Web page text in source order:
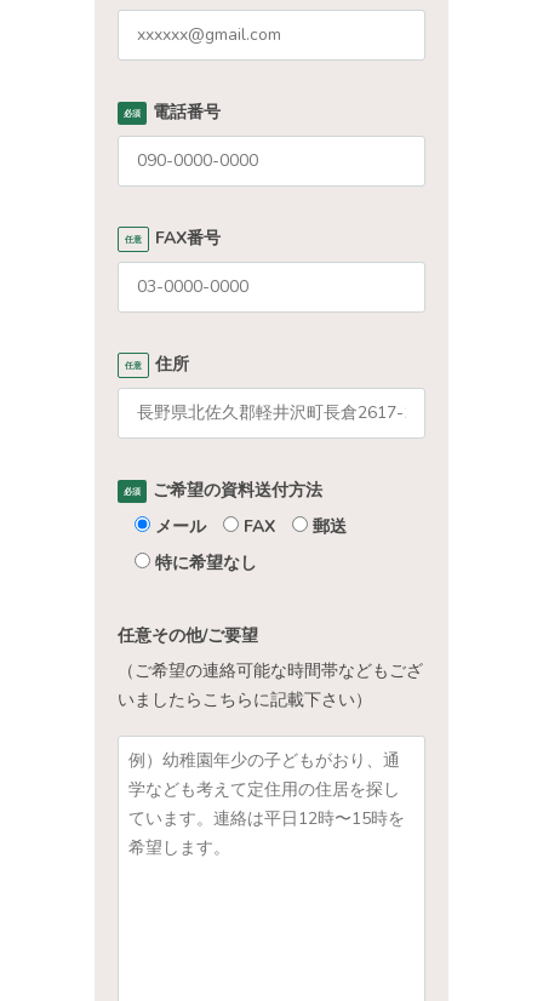
必須 電話番号
任意 FAX番号
任意 住所
必須
ご希望の資料送付方法
メール
FAX
郵送
特に希望なし
任意その他/ご要望
（ご希望の連絡可能な時間帯などもござ
いましたらこちらに記載下さい）